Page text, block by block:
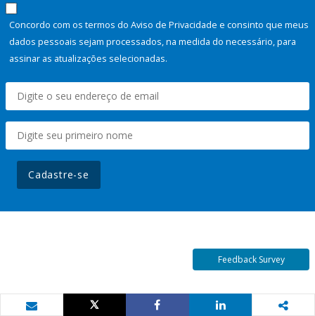
Concordo com os termos do Aviso de Privacidade e consinto que meus
dados pessoais sejam processados, na medida do necessário, para
assinar as atualizações selecionadas.
Cadastre-se
Feedback Survey